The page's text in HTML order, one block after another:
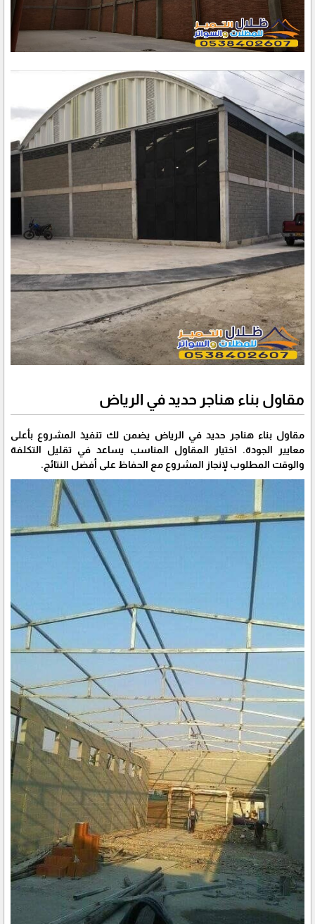
مقاول بناء هناجر حديد في الرياض
مقاول بناء هناجر حديد في الرياض يضمن لك تنفيذ المشروع بأعلى
معايير الجودة. اختيار المقاول المناسب يساعد في تقليل التكلفة
والوقت المطلوب لإنجاز المشروع مع الحفاظ على أفضل النتائج.